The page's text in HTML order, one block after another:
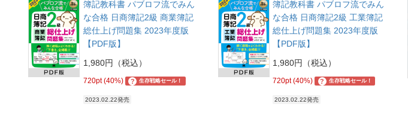
簿記教科書 パブロフ流でみん
な合格 日商簿記2級 商業簿記
総仕上げ問題集 2023年度版
【PDF版】
1,980円（税込）
720pt (40%) ? 生存戦略セール！
2023.02.22発売
簿記教科書 パブロフ流でみん
な合格 日商簿記2級 工業簿記
総仕上げ問題集 2023年度版
【PDF版】
1,980円（税込）
720pt (40%) ? 生存戦略セール！
2023.02.22発売